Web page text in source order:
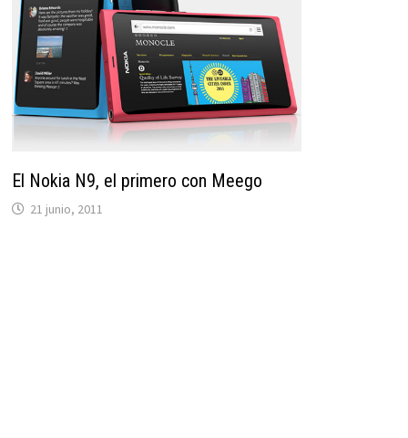
El Nokia N9, el primero con Meego
21 junio, 2011